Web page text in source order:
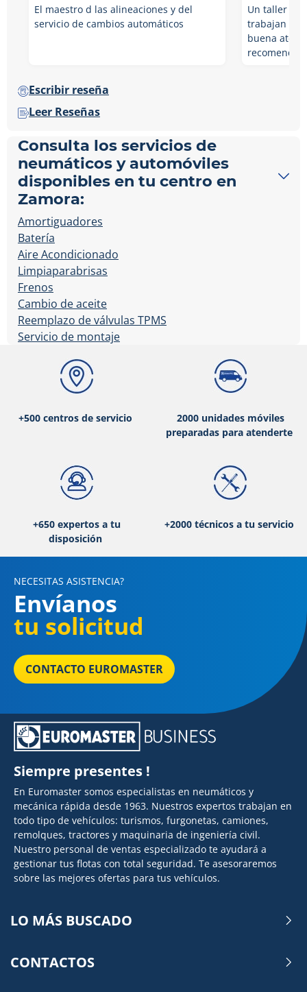
El maestro d las alineaciones y del
servicio de cambios automáticos
Un taller
trabajan
buena
Escribir reseña
Leer Reseñas
Consulta los servicios de
neumáticos y automóviles
disponibles en tu centro en
Zamora:
Amortiguadores
Batería
Aire Acondicionado
Limpiaparabrisas
Frenos
Cambio de aceite
Reemplazo de válvulas TPMS
Servicio de montaje
+500 centros de servicio
2000 unidades móviles
preparadas para atenderte
+650 expertos a tu
disposición
+2000 técnicos a tu servicio
NECESITAS ASISTENCIA?
Envíanos
tu solicitud
CONTACTO EUROMASTER
Siempre presentes !
En Euromaster somos especialistas en neumáticos y
mecánica rápida desde 1963. Nuestros expertos trabajan en
todo tipo de vehículos: turismos, furgonetas, camiones,
remolques, tractores y maquinaria de ingeniería civil.
Nuestro personal de ventas especializado te ayudará a
gestionar tus flotas con total seguridad. Te asesoraremos
sobre las mejores ofertas para tus vehículos.
LO MÁS BUSCADO
CONTACTOS